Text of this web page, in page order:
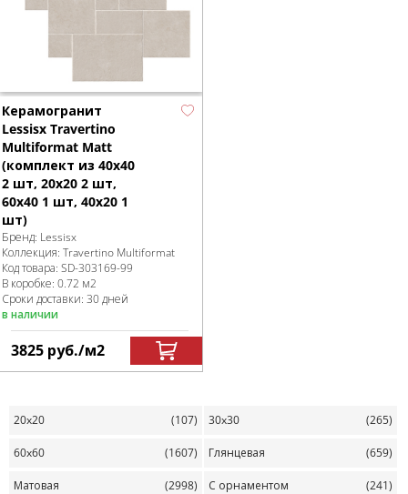
Керамогранит
Lessisx Travertino
Multiformat Matt
(комплект из 40х40
2 шт, 20х20 2 шт,
60х40 1 шт, 40х20 1
шт)
Бренд: Lessisx
Коллекция: Travertino Multiformat
Код товара: SD-303169-99
В коробке: 0.72 м2
Сроки доставки: 30 дней
в наличии
3825 руб./м2
20x20 (107) 30x30 (265)
60x60 (1607) Глянцевая (659)
Матовая (2998) С орнаментом (241)